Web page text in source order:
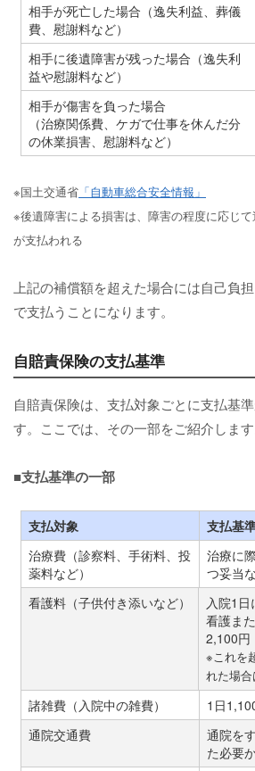
相手が死亡した場合（逸失利益、葬儀
費、慰謝料など）
相手に後遺障害が残った場合（逸失利
益や慰謝料など）
相手が傷害を負った場合
（治療関係費、ケガで仕事を休んだ分
の休業損害、慰謝料など）
※国土交通省 「自動車総合安全情報」
※後遺障害による損害は、障害の程度に応じ
が支払われる
上記の補償額を超えた場合には自己負
で支払うことになります。
自賠責保険の支払基準
自賠責保険は、支払対象ごとに支払基
す。ここでは、その一部をご紹介します
■支払基準の一部
支払対象
支払基
治療費（診察料、手術料、投
薬料など）
治療に
つ妥当
看護料（子供付き添いなど）
入院1
看護ま
2,100円
※これを
れた場
諸雑費（入院中の雑費）
1日
通院交通費
通院を
た必要